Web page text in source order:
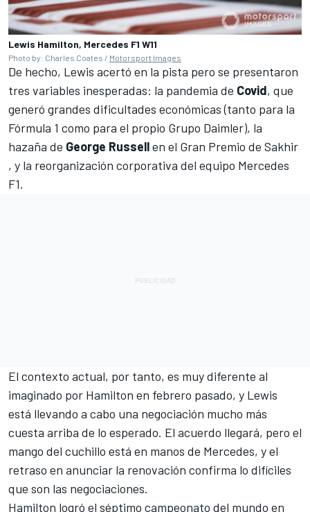
Lewis Hamilton, Mercedes F1 W11
Photo by: Charles Coates / Motorsport Images
De hecho, Lewis acertó en la pista pero se presentaron
tres variables inesperadas: la pandemia de Covid, que
generó grandes dificultades económicas (tanto para la
Fórmula 1 como para el propio Grupo Daimler), la
hazaña de George Russellen el Gran Premio de Sakhir
, y la reorganización corporativa del equipo Mercedes
F1.
El contexto actual, por tanto, es muy diferente al
imaginado por Hamilton en febrero pasado, y Lewis
está llevando a cabo una negociación mucho más
cuesta arriba de lo esperado. El acuerdo llegará, pero el
mango del cuchillo está en manos de Mercedes, y el
retraso en anunciar la renovación confirma lo difíciles
que son las negociaciones.
Hamilton logró el séptimo campeonato del mundo en